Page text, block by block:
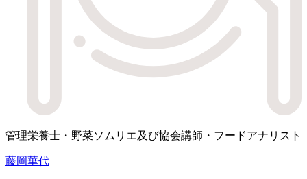
管理栄養士・野菜ソムリエ及び協会講師・フードアナリスト
藤岡華代